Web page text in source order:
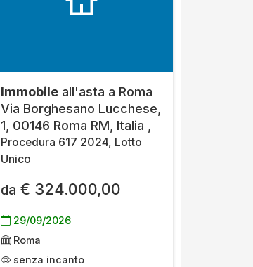
Immobile all'asta a Roma
Via Borghesano Lucchese,
1, 00146 Roma RM, Italia ,
Procedura 617 2024, Lotto
Unico
da € 324.000,00
29/09/2026
Roma
senza incanto